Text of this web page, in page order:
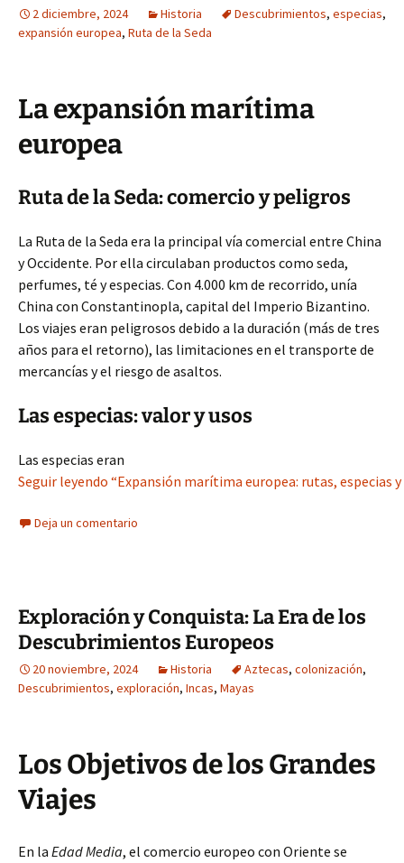
2 diciembre, 2024 Historia Descubrimientos, especias,
expansión europea, Ruta de la Seda
La expansión marítima
europea
Ruta de la Seda: comercio y peligros
La Ruta de la Seda era la principal vía comercial entre China
y Occidente. Por ella circulaban productos como seda,
perfumes, té y especias. Con 4.000 km de recorrido, unía
China con Constantinopla, capital del Imperio Bizantino.
Los viajes eran peligrosos debido a la duración (más de tres
años para el retorno), las limitaciones en el transporte de
mercancías y el riesgo de asaltos.
Las especias: valor y usos
Las especias eran
Seguir leyendo “Expansión marítima europea: rutas, especias
Deja un comentario
Exploración y Conquista: La Era de los
Descubrimientos Europeos
20 noviembre, 2024 Historia Aztecas, colonización,
Descubrimientos, exploración, Incas, Mayas
Los Objetivos de los Grandes
Viajes
En la Edad Media, el comercio europeo con Oriente se